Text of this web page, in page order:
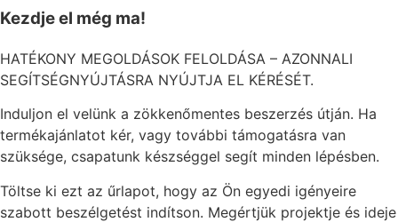
Kezdje el még ma!
HATÉKONY MEGOLDÁSOK FELOLDÁSA – AZONNALI
SEGÍTSÉGNYÚJTÁSRA NYÚJTJA EL KÉRÉSÉT.
Induljon el velünk a zökkenőmentes beszerzés útján. Ha
termékajánlatot kér, vagy további támogatásra van
szüksége, csapatunk készséggel segít minden lépésben.
Töltse ki ezt az űrlapot, hogy az Ön egyedi igényeire
szabott beszélgetést indítson. Megértjük projektje és ideje